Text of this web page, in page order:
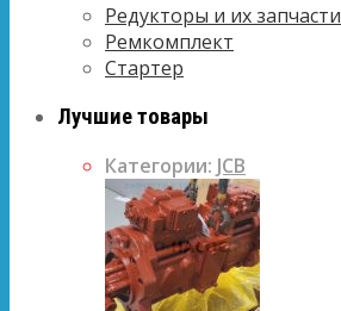
Редукторы и их запчасти
Ремкомплект
Стартер
Лучшие товары
Категории: JCB